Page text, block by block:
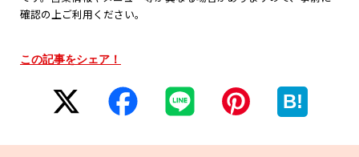
確認の上ご利用ください。
この記事をシェア！
B!